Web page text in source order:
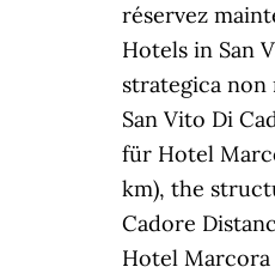
réservez
Hotels in San
strategica
San Vito Di
für Hotel
km), the
Cadore
Hotel